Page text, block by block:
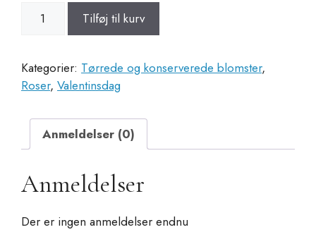
Mini
Cupula
Roja
Eternity
Tilføj til kurv
Kategorier: Tørrede og konserverede blomster,
Roser, Valentinsdag
Anmeldelser (0)
Anmeldelser
Der er ingen anmeldelser endnu